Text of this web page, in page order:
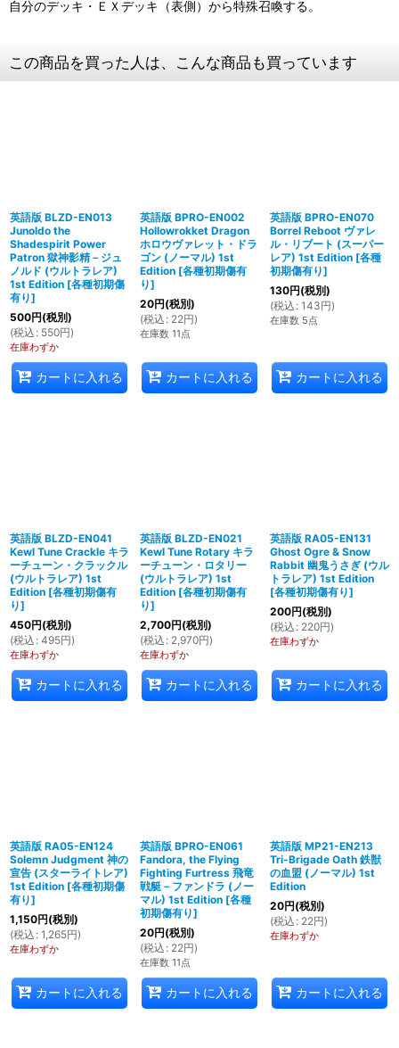
自分のデッキ・ＥＸデッキ（表側）から特殊召喚する。
この商品を買った人は、こんな商品も買っています
英語版 BLZD-EN013
Junoldo the
Shadespirit Power
Patron 獄神影精－ジュ
ノルド (ウルトラレア)
1st Edition [各種初期傷
有り]
500円(税別)
(税込 : 550円)
在庫わずか
カートに入れる
英語版 BPRO-EN002
Hollowrokket Dragon
ホロウヴァレット・ドラ
ゴン (ノーマル) 1st
Edition [各種初期傷有
り]
20円(税別)
(税込 : 22円)
在庫数 11点
カートに入れる
英語版 BPRO-EN070
Borrel Reboot ヴァレ
ル・リブート (スーパー
レア) 1st Edition [各種
初期傷有り]
130円(税別)
(税込 : 143円)
在庫数 5点
カートに入れる
英語版 BLZD-EN041
Kewl Tune Crackle キラ
ーチューン・クラックル
(ウルトラレア) 1st
Edition [各種初期傷有
り]
450円(税別)
(税込 : 495円)
在庫わずか
カートに入れる
英語版 BLZD-EN021
Kewl Tune Rotary キラ
ーチューン・ロタリー
(ウルトラレア) 1st
Edition [各種初期傷有
り]
2,700円(税別)
(税込 : 2,970円)
在庫わずか
カートに入れる
英語版 RA05-EN131
Ghost Ogre & Snow
Rabbit 幽鬼うさぎ (ウル
トラレア) 1st Edition
[各種初期傷有り]
200円(税別)
(税込 : 220円)
在庫わずか
カートに入れる
英語版 RA05-EN124
Solemn Judgment 神の
宣告 (スターライトレア)
1st Edition [各種初期傷
有り]
1,150円(税別)
(税込 : 1,265円)
在庫わずか
カートに入れる
英語版 BPRO-EN061
Fandora, the Flying
Fighting Furtress 飛竜
戦艇－ファンドラ (ノー
マル) 1st Edition [各種
初期傷有り]
20円(税別)
(税込 : 22円)
在庫数 11点
カートに入れる
英語版 MP21-EN213
Tri-Brigade Oath 鉄獣
の血盟 (ノーマル) 1st
Edition
20円(税別)
(税込 : 22円)
在庫わずか
カートに入れる